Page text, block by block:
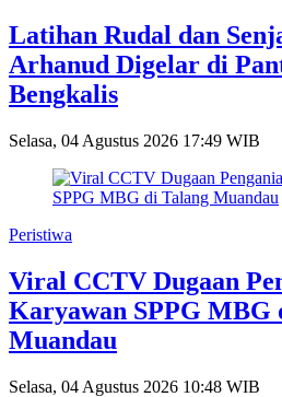
Latihan Rudal dan
Arhanud Digelar di
Bengkalis
Selasa, 04 Agustus 2026 17:49 WIB
Peristiwa
Viral CCTV Dugaan
Karyawan SPPG MBG
Muandau
Selasa, 04 Agustus 2026 10:48 WIB